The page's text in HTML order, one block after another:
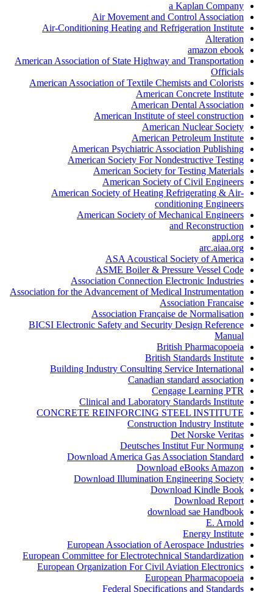
a Kaplan Company
Air Movement and Control Association
Air-Conditioning Heating and Refrigeration Institute
Alteration
amazon ebook
American Association of State Highway and Transportation
Officials
American Association of Textile Chemists and Colorists
American Concrete Institute
American Dental Association
American Institute of steel construction
American Nuclear Society
American Petroleum Institute
American Psychiatric Association Publishing
American Society For Nondestructive Testing
American Society for Testing Materials
American Society of Civil Engineers
American Society of Heating Refrigerating & Air-
conditioning Engineers
American Society of Mechanical Engineers
and Reconstruction
appi.org
arc.aiaa.org
ASA Acoustical Society of America
ASME Boiler & Pressure Vessel Code
Association Connection Electronic Industries
Association for the Advancement of Medical Instrumentation
Association Francaise
Association Française de Normalisation
BICSI Electronic Safety and Security Design Reference
Manual
British Pharmacopoeia
British Standards Institute
Building Industry Consulting Service International
Canadian standard association
Cengage Learning PTR
Clinical and Laboratory Standards Institute
CONCRETE REINFORCING STEEL INSTITUTE
Construction Industry Institute
Det Norske Veritas
Deutsches Institut Fur Normung
Download America Gas Association Standard
Download eBooks Amazon
Download Illumination Engineering Society
Download Kindle Book
Download Report
download sae Handbook
E. Arnold
Energy Institute
European Association of Aerospace Industries
European Committee for Electrotechnical Standardization
European Organization For Civil Aviation Electronics
European Pharmacopoeia
Federal Specifications and Standards